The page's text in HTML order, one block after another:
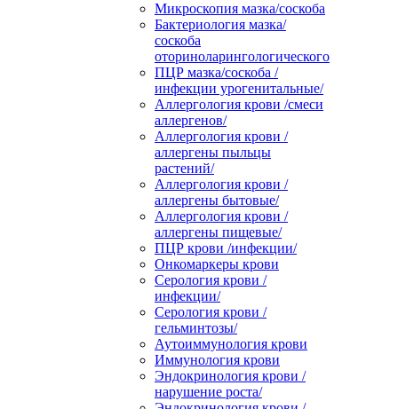
Микроскопия мазка/соскоба
Бактериология мазка/
соскоба
оториноларингологического
ПЦР мазка/соскоба /
инфекции урогенитальные/
Аллергология крови /смеси
аллергенов/
Аллергология крови /
аллергены пыльцы
растений/
Аллергология крови /
аллергены бытовые/
Аллергология крови /
аллергены пищевые/
ПЦР крови /инфекции/
Онкомаркеры крови
Серология крови /
инфекции/
Серология крови /
гельминтозы/
Аутоиммунология крови
Иммунология крови
Эндокринология крови /
нарушение роста/